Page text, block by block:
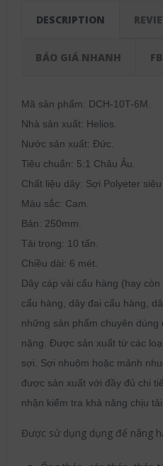
DESCRIPTION
BÁO GIÁ NHANH
Mã sản phẩm: DCH-10T-6M.
Nhà sản xuất: Helios.
Nước sản xuất: Đức.
Tiêu chuẩn: 5:1 Châu Âu.
Chất liệu dây: Sợi Polyeter
Màu sắc: Cam.
Bản: 250mm.
Tải trọng: 10 tấn.
Chiều dài: 6 mét.
Dây cáp vải cẩu hàng (hay
cẩu hàng, dây đai cẩu hàng,
những sản phẩm chuyên
nặng. Được sản xuất từ các
sợi. Sợi nhuộm hoặc mảnh
được sản xuất với đầy đủ chi
nhận kiểm tra khả năng chịu tải.
Được sử dụng dụng để nâng